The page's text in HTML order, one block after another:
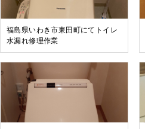
福島県いわき市東田町にてトイレ
水漏れ修理作業